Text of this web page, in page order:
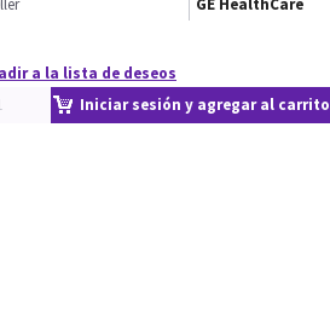
GE HealthCare
a la lista de deseos
Iniciar sesión y agregar al carrito